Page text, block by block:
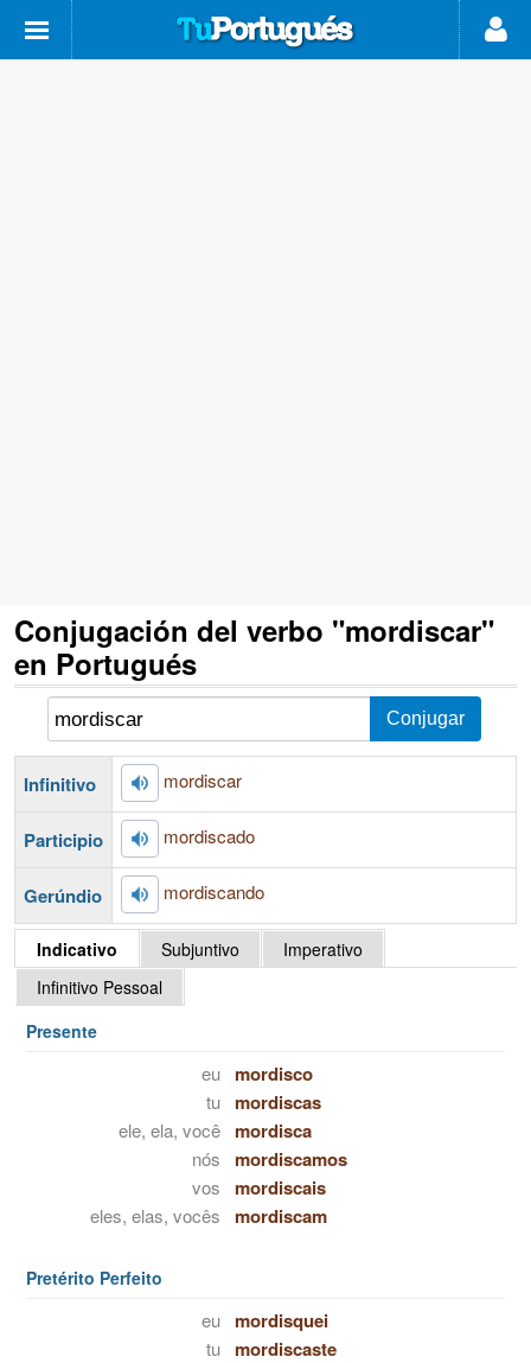
Conjugación del verbo "mordiscar"
en Portugués
Infinitivo mordiscar
Participio mordiscado
Gerúndio mordiscando
Indicativo Subjuntivo
Imperativo
Infinitivo Pessoal
Presente
eu mordisco
tu mordiscas
ele, ela, você mordisca
nós mordiscamos
vos mordiscais
eles, elas, vocês mordiscam
Pretérito Perfeito
eu mordisquei
tu mordiscaste